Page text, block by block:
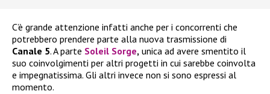
C’è grande attenzione infatti anche per i concorrenti che
potrebbero prendere parte alla nuova trasmissione di
Canale 5. A parte Soleil Sorge, unica ad avere smentito il
suo coinvolgimenti per altri progetti in cui sarebbe coinvolta
e impegnatissima. Gli altri invece non si sono espressi al
momento.